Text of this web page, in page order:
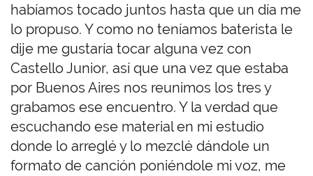
habíamos tocado juntos hasta que un día me
lo propuso. Y como no teníamos baterista le
dije me gustaría tocar alguna vez con
Castello Junior, así que una vez que estaba
por Buenos Aires nos reunimos los tres y
grabamos ese encuentro. Y la verdad que
escuchando ese material en mi estudio
donde lo arreglé y lo mezclé dándole un
formato de canción poniéndole mi voz, me